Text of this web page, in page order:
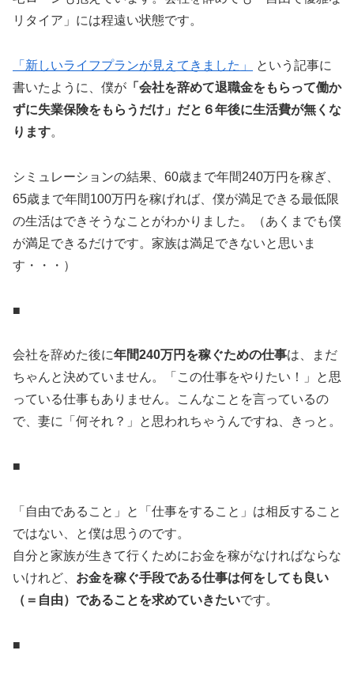
リタイア」には程遠い状態です。
「新しいライフプランが見えてきました」
という記事に
書いたように、僕が 「会社を辞めて退職金をもらって働か
ずに失業保険をもらうだけ」だと６年後に生活費が無くな
ります。
シミュレーションの結果、60歳まで年間240万円を稼ぎ、
65歳まで年間100万円を稼げれば、僕が満足できる最低限
の生活はできそうなことがわかりました。（あくまでも僕
が満足できるだけです。家族は満足できないと思いま
す・・・）
■
会社を辞めた後に年間240万円を稼ぐための仕事は、まだ
ちゃんと決めていません。「この仕事をやりたい！」と思
っている仕事もありません。こんなことを言っているの
で、妻に「何それ？」と思われちゃうんですね、きっと。
■
「自由であること」と「仕事をすること」は相反すること
ではない、と僕は思うのです。
自分と家族が生きて行くためにお金を稼がなければならな
いけれど、 お金を稼ぐ手段である仕事は何をしても良い
（＝自由）であることを求めていきたいです。
■